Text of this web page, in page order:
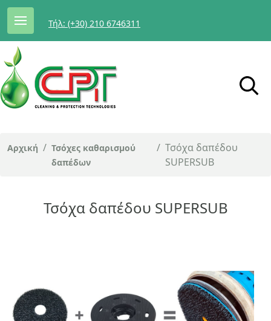
Τήλ: (+30) 210 6746311
Αρχική / Τσόχες καθαρισμού
δαπέδων
/ Τσόχα δαπέδου
SUPERSUB
Τσόχα δαπέδου SUPERSUB